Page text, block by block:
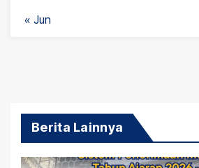
« Jun
Berita Lainnya